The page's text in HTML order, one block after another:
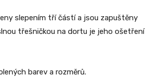
slepením tří částí a jsou zapuštěny
třešničkou na dortu je jeho ošetření
barev a rozměrů.